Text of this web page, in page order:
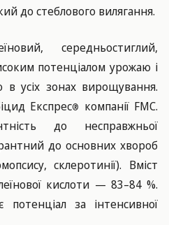
до стеблового вилягання.
середньостиглий,
потенціалом урожаю і
в усіх зонах вирощування.
Експрес® компанії FMC.
до несправжньої
до основних хвороб
склеротинії). Вміст
кислоти — 83–84 %.
потенціал за інтенсивної